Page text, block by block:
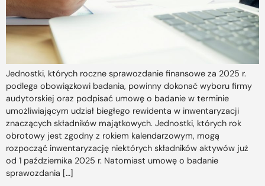
Jednostki, których roczne sprawozdanie finansowe za 2025 r.
podlega obowiązkowi badania, powinny dokonać wyboru firmy
audytorskiej oraz podpisać umowę o badanie w terminie
umożliwiającym udział biegłego rewidenta w inwentaryzacji
znaczących składników majątkowych. Jednostki, których rok
obrotowy jest zgodny z rokiem kalendarzowym, mogą
rozpocząć inwentaryzację niektórych składników aktywów już
od 1 października 2025 r. Natomiast umowę o badanie
sprawozdania […]